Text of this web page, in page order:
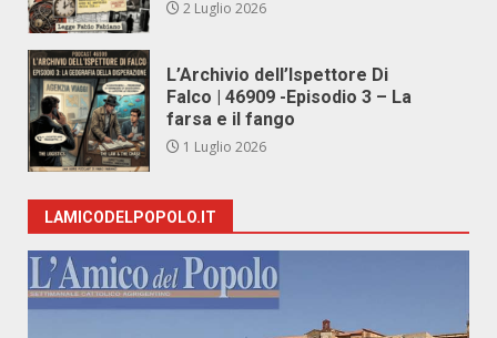
2 Luglio 2026
L’Archivio dell’Ispettore Di
Falco | 46909 -Episodio 3 – La
farsa e il fango
1 Luglio 2026
LAMICODELPOPOLO.IT